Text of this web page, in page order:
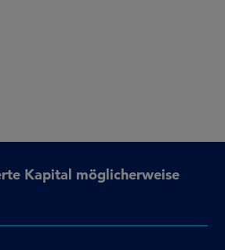
Kapital möglicherweise